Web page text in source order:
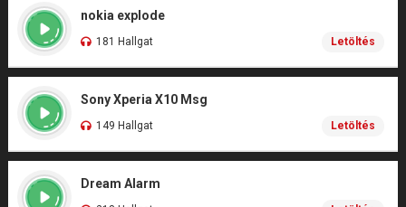
nokia explode
181 Hallgat Letöltés
Sony Xperia X10 Msg
149 Hallgat Letöltés
Dream Alarm